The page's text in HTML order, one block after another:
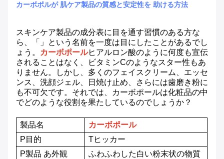
カーボポルが 肌ケア製品の質感と安定性を 助ける方法
スキンケア製品の成分表に目を通す習慣のある方な
ら、「」という名前を一度は目にしたことがあるでし
ょう。 カーボポールヒアルロン酸のように何度も宣伝
されることはなく、ビタミンCのようなスター性もあ
りません。しかし、多くのフェイスクリーム、エッセ
ンス、洗顔ジェル、日焼け止め、さらには歯磨き粉に
も不可欠です。それでは、カーボポールは化粧品の中
でどのような役割を果たしているのでしょうか？
製品名
カーボポール
P 目的 T ヒッカー
P製品 あ外観
ふわふわした白い粉末状の物質